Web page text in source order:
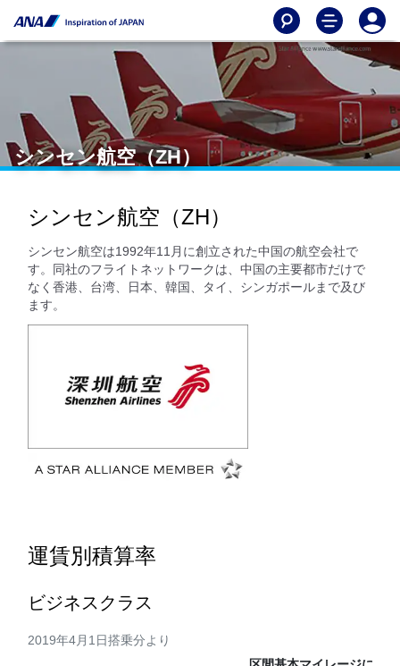
シンセン航空（ZH）
シンセン航空（ZH）
シンセン航空は1992年11月に創立された中国の航空会社で
す。同社のフライトネットワークは、中国の主要都市だけで
なく香港、台湾、日本、韓国、タイ、シンガポールまで及び
ます。
運賃別積算率
ビジネスクラス
2019年4月1日搭乗分より